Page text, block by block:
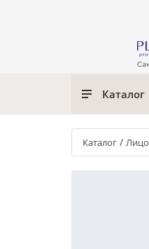
Каталог
Каталог / Лицо